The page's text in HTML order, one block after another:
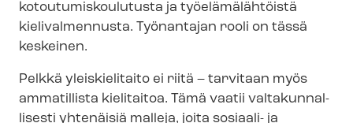
ko­tou­tu­mis­kou­lu­tus­ta ja työelämälähtöistä
kielivalmennusta. Työnantajan rooli on tässä
keskeinen.
Pelkkä yleiskielitaito ei riitä – tarvitaan myös
ammatillista kielitaitoa. Tämä vaatii val­ta­kun­nal­
li­ses­ti yhtenäisiä malleja, joita sosiaali- ja